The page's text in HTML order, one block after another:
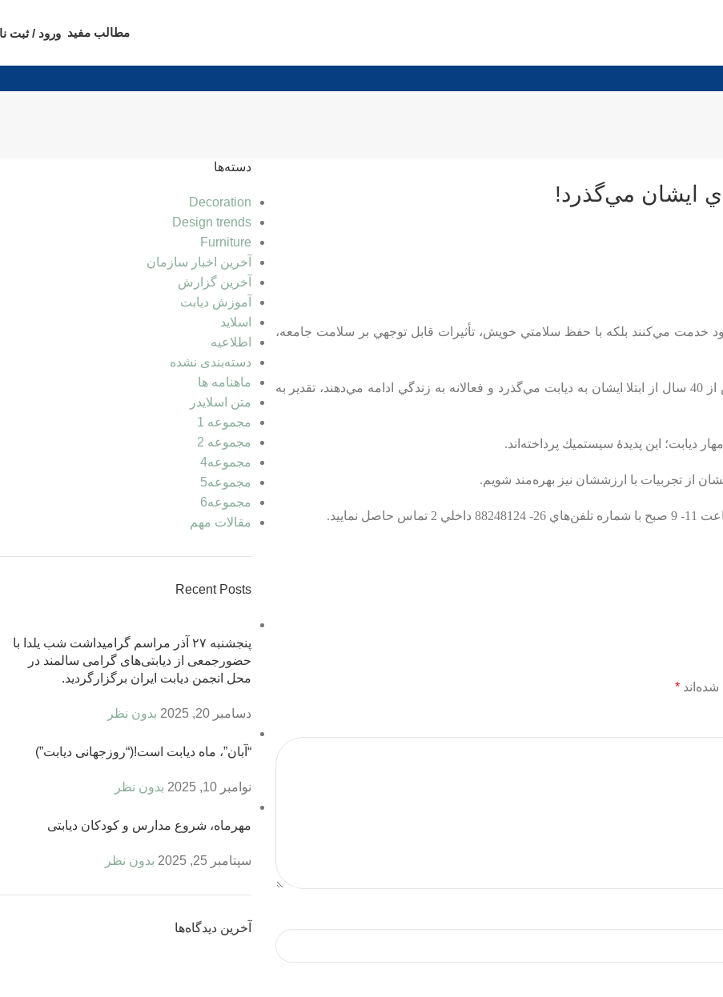
مطالب مفید ورود / ثبت
خدمت مي‌كنند بلكه با حفظ سلامتي خويش، تأثيرات قابل توجهي بر سلامت جامعه،
در همين راستا انجمن ديابت ايران در نظر دارد از ديابتي‌هايي كه بيش از 40 سال از ابتلا ايشان به ديابت مي‌گذرد و فعالانه به زندگي ادامه مي‌دهند،‌ تقدير به
از تجربيات با ارزششان نيز بهره‌مند شويم.
*
دسته‌ها
Decoration
Design trends
Furniture
آخرین اخبار سازمان
آخرین گزارش
آموزش دیابت
اسلاید
اطلاعیه
دسته‌بندی نشده
ماهنامه ها
متن اسلایدر
مجموعه 1
مجموعه 2
مجموعه4
مجموعه5
مجموعه6
مقالات مهم
Recent Posts
پنجشنبه ۲۷ آذر مراسم گرامیداشت شب یلدا با
حضورجمعی از دیابتی‌های گرامی سالمند در
محل انجمن ديابت ايران برگزارگردید.
دسامبر 20, 2025 بدون نظر
“آبان”، ماه ديابت است!(“روزجهانی دیابت”)
نوامبر 10, 2025 بدون نظر
مهرماه، شروع مدارس و کودکان دیابتی
سپتامبر 25, 2025 بدون نظر
آخرین دیدگاه‌ها